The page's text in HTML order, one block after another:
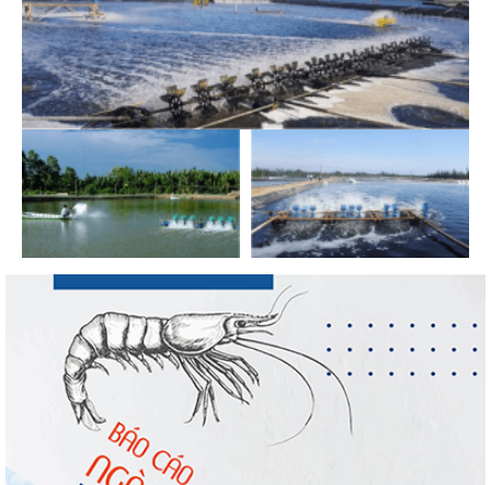
Điểm tin thủy sản thế giới ngày 3/8/2026
Trung Quốc tăng mạnh nhập khẩu mực,
trong khi nguồn cung...
Thông báo 407/TB-VPCP: Tập trung cao độ,
tạo chuyển biến...
Còn chưa đầy 3 tuần đến Vietfish 2026: Sẵn
sàng cho chuỗi...